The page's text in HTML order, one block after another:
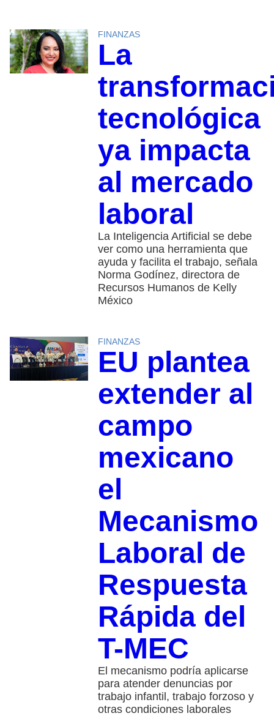
FINANZAS
La
tecnológica
ya impacta
al mercado
laboral
La Inteligencia Artificial se debe
ver como una herramienta que
ayuda y facilita el trabajo, señala
Norma Godínez, directora de
Recursos Humanos de Kelly
México
FINANZAS
EU plantea
extender al
campo
mexicano
el
Mecanismo
Laboral de
Respuesta
Rápida del
T-MEC
El mecanismo podría aplicarse
para atender denuncias por
trabajo infantil, trabajo forzoso y
otras condiciones laborales